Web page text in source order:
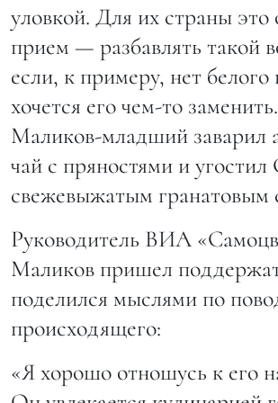
уловкой. Для их страны
прием — разбавлять такой
если, к примеру, нет белого
хочется его чем-то
Маликов-младший заварил
чай с пряностями и
свежевыжатым гранатовым
Руководитель ВИА
Маликов пришел
поделился мыслями по
происходящего:
«Я хорошо отношусь к его